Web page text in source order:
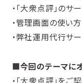
・「大衆点評」のサ
・管理画面の使い
・弊社運用代行サ
■今回のテーマに
・「大衆点評」を